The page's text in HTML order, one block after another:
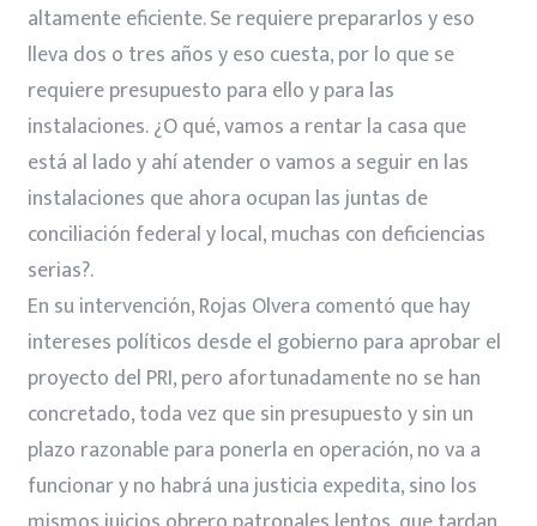
altamente eficiente. Se requiere prepararlos y eso
lleva dos o tres años y eso cuesta, por lo que se
requiere presupuesto para ello y para las
instalaciones. ¿O qué, vamos a rentar la casa que
está al lado y ahí atender o vamos a seguir en las
instalaciones que ahora ocupan las juntas de
conciliación federal y local, muchas con deficiencias
serias?.
En su intervención, Rojas Olvera comentó que hay
intereses políticos desde el gobierno para aprobar el
proyecto del PRI, pero afortunadamente no se han
concretado, toda vez que sin presupuesto y sin un
plazo razonable para ponerla en operación, no va a
funcionar y no habrá una justicia expedita, sino los